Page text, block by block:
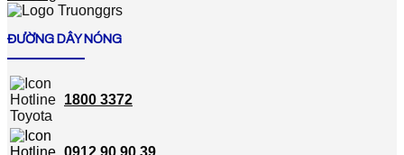
ĐƯỜNG DÂY NÓNG
1800 3372
0912 90 90 39